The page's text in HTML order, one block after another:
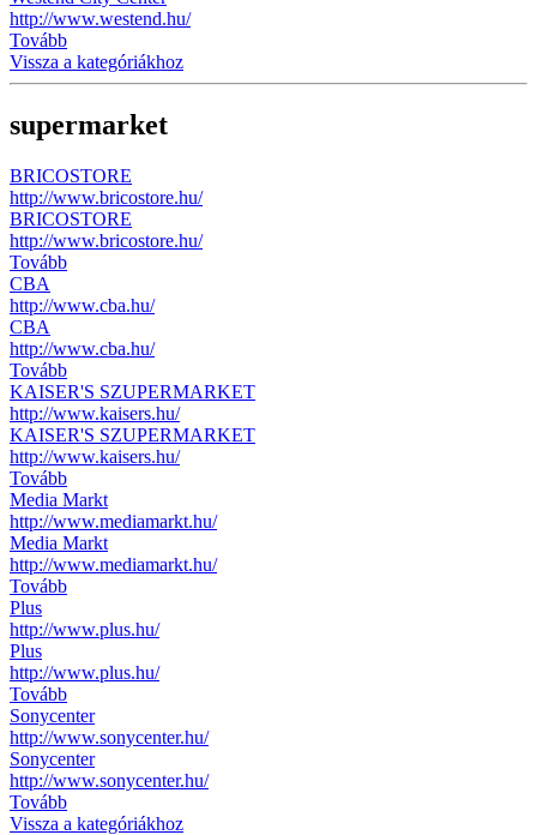
http://www.westend.hu/
Tovább
Vissza a kategóriákhoz
supermarket
BRICOSTORE
http://www.bricostore.hu/
BRICOSTORE
http://www.bricostore.hu/
Tovább
CBA
http://www.cba.hu/
CBA
http://www.cba.hu/
Tovább
KAISER'S SZUPERMARKET
http://www.kaisers.hu/
KAISER'S SZUPERMARKET
http://www.kaisers.hu/
Tovább
Media Markt
http://www.mediamarkt.hu/
Media Markt
http://www.mediamarkt.hu/
Tovább
Plus
http://www.plus.hu/
Plus
http://www.plus.hu/
Tovább
Sonycenter
http://www.sonycenter.hu/
Sonycenter
http://www.sonycenter.hu/
Tovább
Vissza a kategóriákhoz